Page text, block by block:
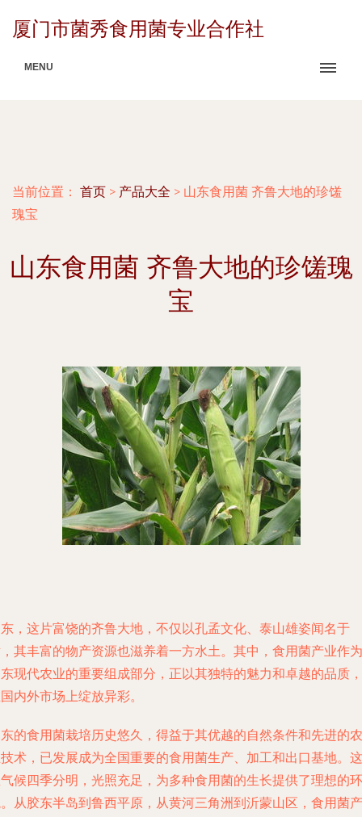
厦门市菌秀食用菌专业合作社
MENU
当前位置： 首页 > 产品大全 > 山东食用菌 齐鲁大地的珍馐
瑰宝
山东食用菌 齐鲁大地的珍馐瑰
宝
，这片富饶的齐鲁大地，不仅以孔孟文化、泰山雄姿闻名于
其丰富的物产资源也滋养着一方水土。其中，食用菌产业作为
现代农业的重要组成部分，正以其独特的魅力和卓越的品质，
内外市场上绽放异彩。
的食用菌栽培历史悠久，得益于其优越的自然条件和先进的农
术，已发展成为全国重要的食用菌生产、加工和出口基地。这
候四季分明，光照充足，为多种食用菌的生长提供了理想的环
从胶东半岛到鲁西平原，从黄河三角洲到沂蒙山区，食用菌产